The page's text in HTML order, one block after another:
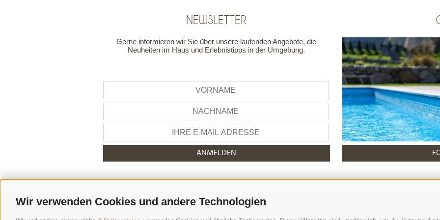
Wir verwenden Cookies und andere Technologien
NEWSLETTER
Gerne informieren wir Sie über unsere laufenden Angebote, die
Neuheiten im Haus und Erlebnistipps in der Umgebung.
ANMELDEN